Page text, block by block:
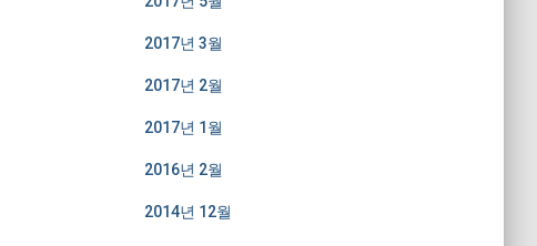
2017년 3월
2017년 2월
2017년 1월
2016년 2월
2014년 12월